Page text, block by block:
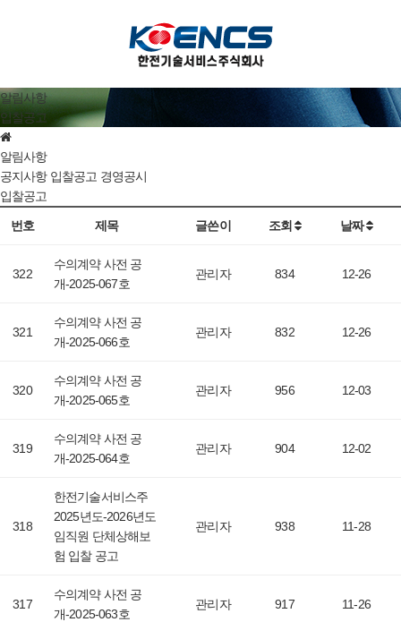
알림사항
입찰공고
알림사항
공지사항 입찰공고 경영공시
입찰공고
번호 제목 글쓴이 조회 날짜
322
수의계약 사전 공
개-2025-067호
관리자 834 12-26
321
수의계약 사전 공
개-2025-066호
관리자 832 12-26
320
수의계약 사전 공
개-2025-065호
관리자 956 12-03
319
수의계약 사전 공
개-2025-064호
관리자 904 12-02
318
한전기술서비스주
2025년도-2026년도
임직원 단체상해보
험 입찰 공고
관리자 938 11-28
317
수의계약 사전 공
개-2025-063호
관리자 917 11-26